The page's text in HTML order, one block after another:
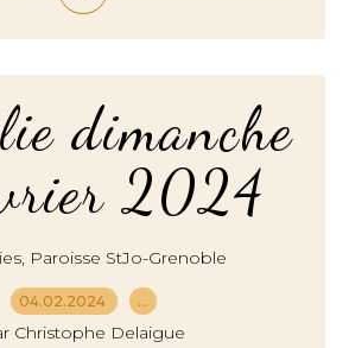
dimanche
2024
, Paroisse StJo-Grenoble
04.02.2024 …
Christophe Delaigue